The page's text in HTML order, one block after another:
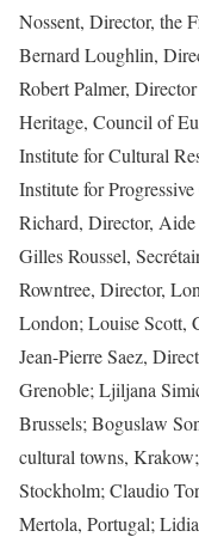
Nossent, Director, the
Bernard Loughlin,
Robert Palmer,
Heritage, Council of
Institute for Cultural
Institute for
Richard, Director,
Gilles Roussel,
Rowntree, Director,
London; Louise Scott,
Jean-Pierre Saez,
Grenoble; Ljiljana
Brussels; Boguslaw
cultural towns,
Stockholm; Claudio
Mertola, Portugal;